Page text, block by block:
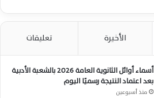
الأخيرة تعليقات
أسماء أوائل الثانوية العامة 2026 بالشعبة الأدبية
بعد اعتماد النتيجة رسميًا اليوم
منذ أسبوعين